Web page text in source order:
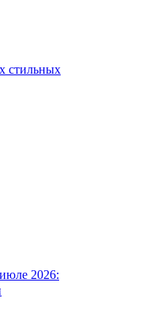
стильных
2026: